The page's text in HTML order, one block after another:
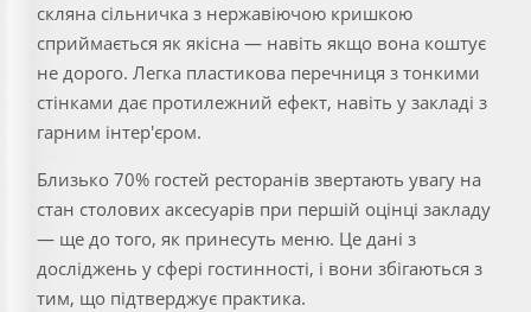
скляна сільничка з нержавіючою кришкою
сприймається як якісна — навіть якщо вона коштує
не дорого. Легка пластикова перечниця з тонкими
стінками дає протилежний ефект, навіть у закладі з
гарним інтер'єром.
Близько 70% гостей ресторанів звертають увагу на
стан столових аксесуарів при першій оцінці закладу
— ще до того, як принесуть меню. Це дані з
досліджень у сфері гостинності, і вони збігаються з
тим, що підтверджує практика.